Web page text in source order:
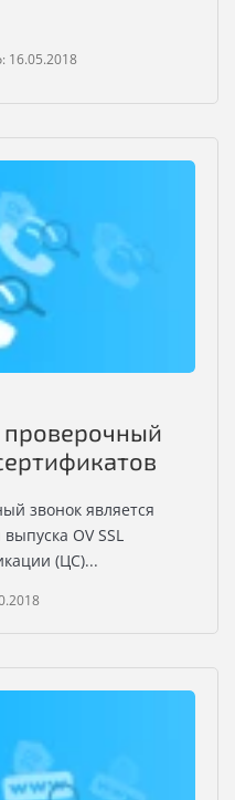
16.05.2018
проверочный
звонок является
OV SSL
(ЦС)...